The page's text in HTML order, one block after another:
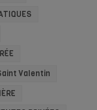
Valentin